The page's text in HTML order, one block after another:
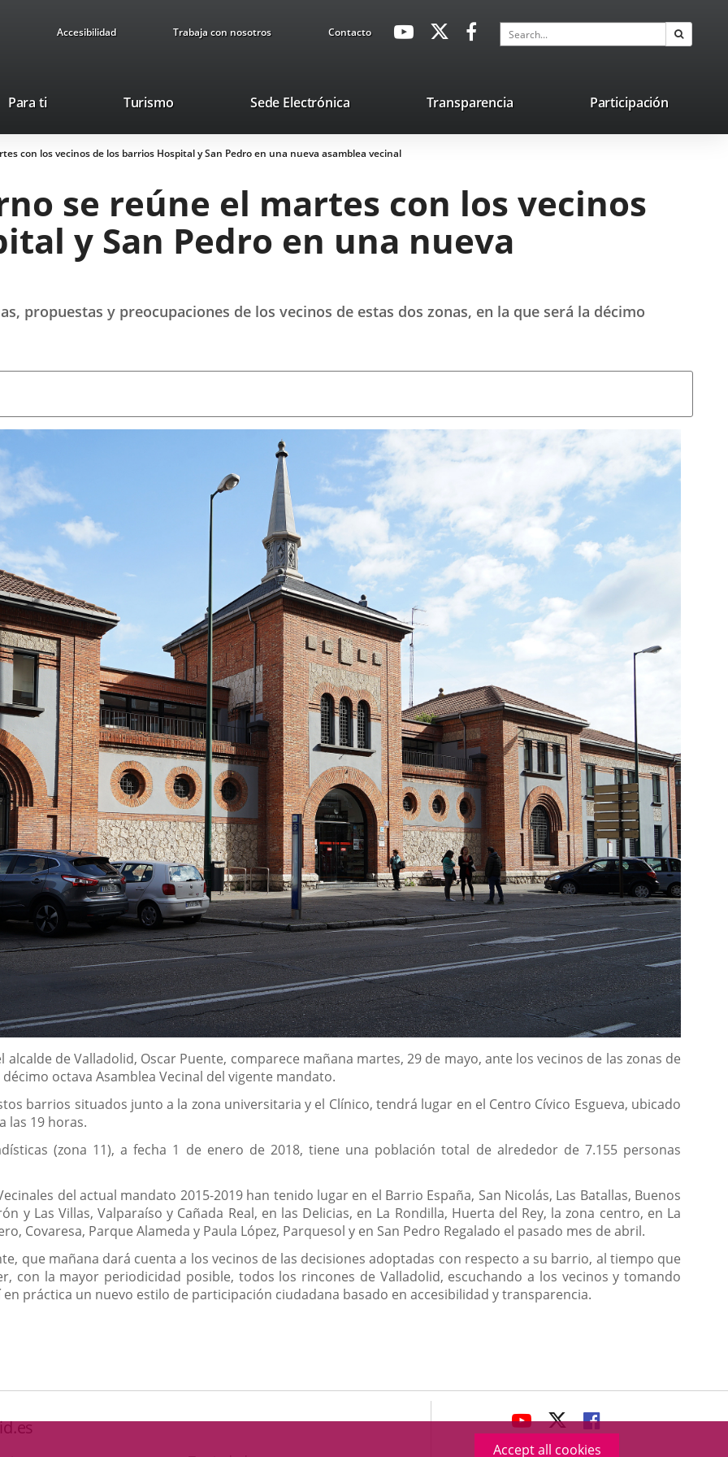
Accept all cookies
Accesibilidad Trabaja con nosotros ContactoavaHeaderSocial
Link
Link
application.
application.
Search
Para ti TurismoThis
will
open
pop-
up
window.
Sede ElectrónicaLink
external
application.
Transparencia Participación
con los vecinos de los barrios Hospital y San Pedro en una nueva asamblea vecinal
se reúne el martes con los vecinos
y San Pedro en una nueva
propuestas y preocupaciones de los vecinos de estas dos zonas, en la que será la décimo
de Valladolid, Oscar Puente, comparece mañana martes, 29 de mayo, ante los vecinos de las zonas de
octava Asamblea Vecinal del vigente mandato.
barrios situados junto a la zona universitaria y el Clínico, tendrá lugar en el Centro Cívico Esgueva, ubicado
las 19 horas.
(zona 11), a fecha 1 de enero de 2018, tiene una población total de alrededor de 7.155 personas
del actual mandato 2015-2019 han tenido lugar en el Barrio España, San Nicolás, Las Batallas, Buenos
y Las Villas, Valparaíso y Cañada Real, en las Delicias, en La Rondilla, Huerta del Rey, la zona centro, en La
Covaresa, Parque Alameda y Paula López, Parquesol y en San Pedro Regalado el pasado mes de abril.
que mañana dará cuenta a los vecinos de las decisiones adoptadas con respecto a su barrio, al tiempo que
con la mayor periodicidad posible, todos los rincones de Valladolid, escuchando a los vecinos y tomando
práctica un nuevo estilo de participación ciudadana basado en accesibilidad y transparencia.
avaHeaderSocial
LINK
TO
LINK
TO
LINK
TO